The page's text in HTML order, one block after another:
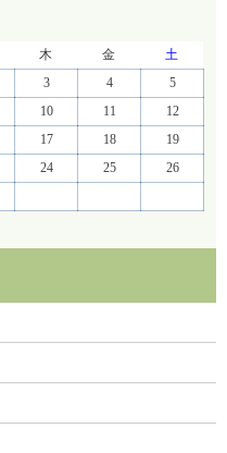
木 金
土
3 4
5
10 11
12
17 18
19
24 25
26